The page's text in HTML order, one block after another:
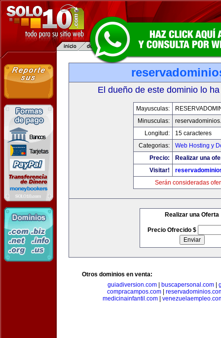
El dueño de este dominio lo
Mayusculas:
Minusculas:
Longitud:
15 caracteres
Categorias:
Web Hosting y
Precio:
Realizar una
Visitar!
Serán consideradas
Realizar una Oferta
Precio Ofrecido $
Otros dominios en venta:
guiadiversion.com| buscapersonal.com|
compracampos.com
medicinainfantil.com|